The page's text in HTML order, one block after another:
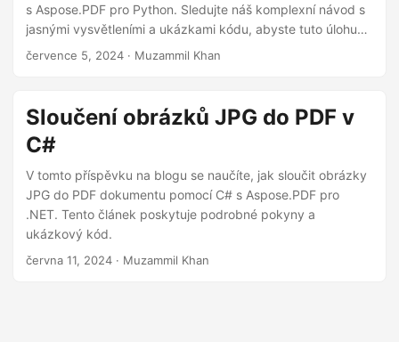
s Aspose.PDF pro Python. Sledujte náš komplexní návod s
jasnými vysvětleními a ukázkami kódu, abyste tuto úlohu
zvládli bez námahy.
července 5, 2024 · Muzammil Khan
Sloučení obrázků JPG do PDF v
C#
V tomto příspěvku na blogu se naučíte, jak sloučit obrázky
JPG do PDF dokumentu pomocí C# s Aspose.PDF pro
.NET. Tento článek poskytuje podrobné pokyny a
ukázkový kód.
června 11, 2024 · Muzammil Khan